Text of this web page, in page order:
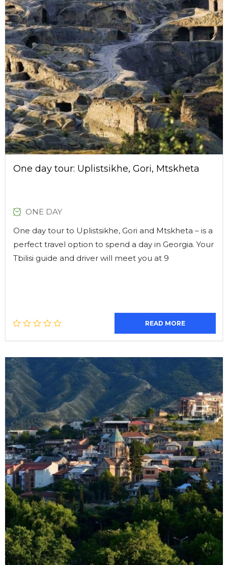
One day tour: Uplistsikhe, Gori, Mtskheta
ONE DAY
One day tour to Uplistsikhe, Gori and Mtskheta – is a
perfect travel option to spend a day in Georgia. Your
Tbilisi guide and driver will meet you at 9
READ MORE